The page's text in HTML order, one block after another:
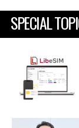
SPECIAL